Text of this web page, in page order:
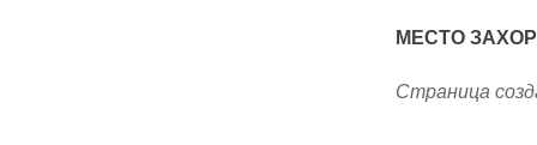
МЕСТО
Страница